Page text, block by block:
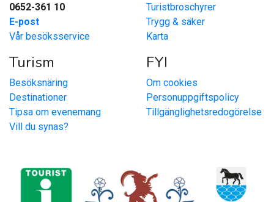
0652-361 10
E-post
Vår besöksservice
Turistbroschyrer
Trygg & säker
Karta
Turism
Besöksnäring
Destinationer
Tipsa om evenemang
Vill du synas?
FYI
Om cookies
Personuppgiftspolicy
Tillgänglighetsredogörelse